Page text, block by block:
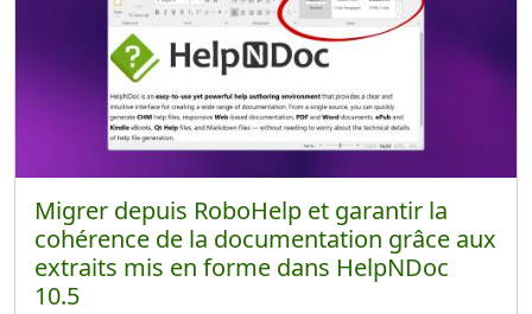
Migrer depuis RoboHelp et garantir la
cohérence de la documentation grâce aux
extraits mis en forme dans HelpNDoc
10.5